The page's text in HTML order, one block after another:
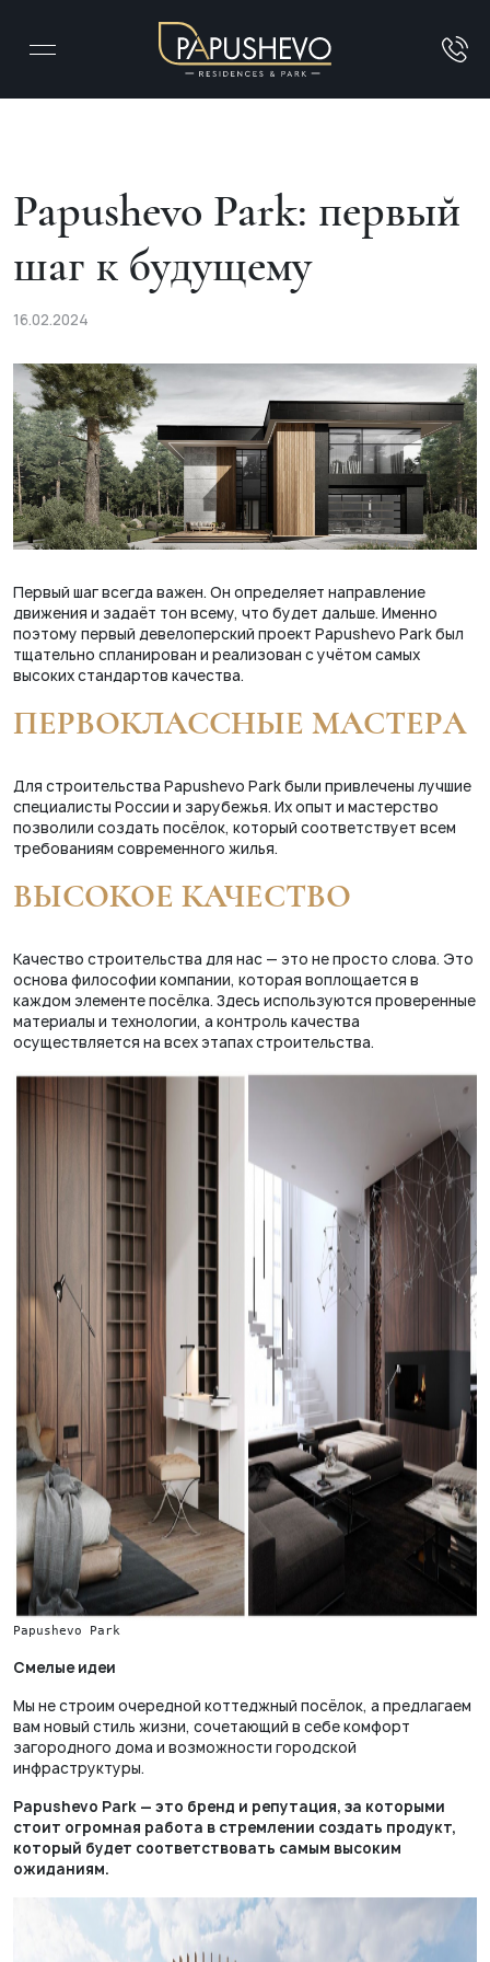
Papushevo Park: первый
шаг к будущему
16.02.2024
Первый шаг всегда важен. Он определяет направление
движения и задаёт тон всему, что будет дальше. Именно
поэтому первый девелоперский проект Papushevo Park был
тщательно спланирован и реализован с учётом самых
высоких стандартов качества.
ПЕРВОКЛАССНЫЕ МАСТЕРА
Для строительства Papushevo Park были привлечены лучшие
специалисты России и зарубежья. Их опыт и мастерство
позволили создать посёлок, который соответствует всем
требованиям современного жилья.
ВЫСОКОЕ КАЧЕСТВО
Качество строительства для нас — это не просто слова. Это
основа философии компании, которая воплощается в
каждом элементе посёлка. Здесь используются проверенные
материалы и технологии, а контроль качества
осуществляется на всех этапах строительства.
Papushevo Park
Смелые идеи
Мы не строим очередной коттеджный посёлок, а предлагаем
вам новый стиль жизни, сочетающий в себе комфорт
загородного дома и возможности городской
инфраструктуры.
Papushevo Park — это бренд и репутация, за которыми
стоит огромная работа в стремлении создать продукт,
который будет соответствовать самым высоким
ожиданиям.